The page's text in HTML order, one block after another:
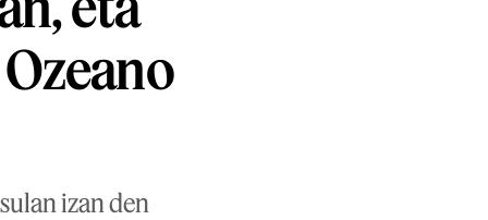
izan den